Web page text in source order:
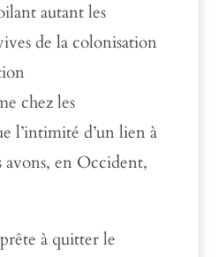
autant les
de la colonisation
chez les
l’intimité d’un lien à
en Occident,
à quitter le